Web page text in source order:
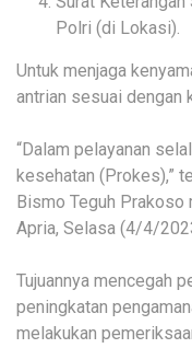
Polri (di Lokasi).
Untuk menjaga
antrian sesuai dengan
“Dalam pelayanan
kesehatan (Prokes),”
Bismo Teguh Prakoso
Apria, Selasa (4/4/
Tujuannya mencegah
peningkatan
melakukan